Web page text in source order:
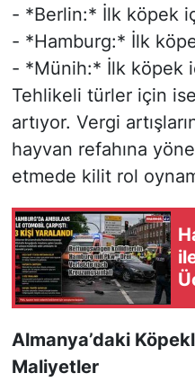
- *Berlin:* İlk köpek
- *Hamburg:* İlk
- *Münih:* İlk köpek
Tehlikeli türler için
artıyor. Vergi
hayvan refahına
etmede kilit rol
Almanya’daki
Maliyetler